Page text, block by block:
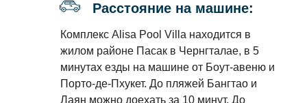
Расстояние на машине:
Комплекс Alisa Pool Villa находится в
жилом районе Пасак в Чернгталае, в 5
минутах езды на машине от Боут-авеню и
Порто-де-Пхукет. До пляжей Бангтао и
Лаян можно доехать за 10 минут. До